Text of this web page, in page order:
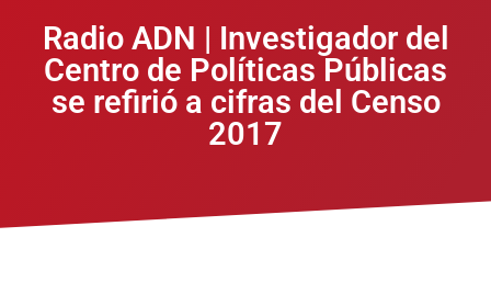
Radio ADN | Investigador del
Centro de Políticas Públicas
se refirió a cifras del Censo
2017